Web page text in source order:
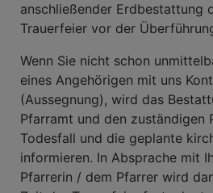
anschließender Erdbestattung
Trauerfeier vor der
Wenn Sie nicht schon
eines Angehörigen mit uns
(Aussegnung), wird das
Pfarramt und den zuständigen
Todesfall und die geplante
informieren. In Absprache mit
Pfarrerin / dem Pfarrer wird